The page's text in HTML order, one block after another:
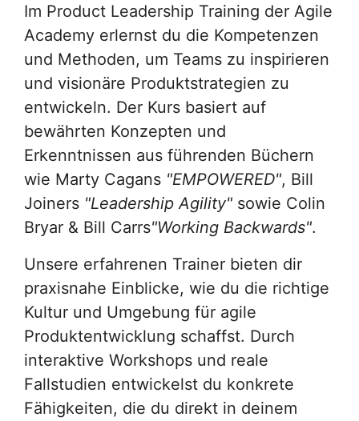
Im Product Leadership Training der Agile
Academy erlernst du die Kompetenzen
und Methoden, um Teams zu inspirieren
und visionäre Produktstrategien zu
entwickeln. Der Kurs basiert auf
bewährten Konzepten und
Erkenntnissen aus führenden Büchern
wie Marty Cagans "EMPOWERED", Bill
Joiners "Leadership Agility" sowie Colin
Bryar & Bill Carrs"Working Backwards".
Unsere erfahrenen Trainer bieten dir
praxisnahe Einblicke, wie du die richtige
Kultur und Umgebung für agile
Produktentwicklung schaffst. Durch
interaktive Workshops und reale
Fallstudien entwickelst du konkrete
Fähigkeiten, die du direkt in deinem